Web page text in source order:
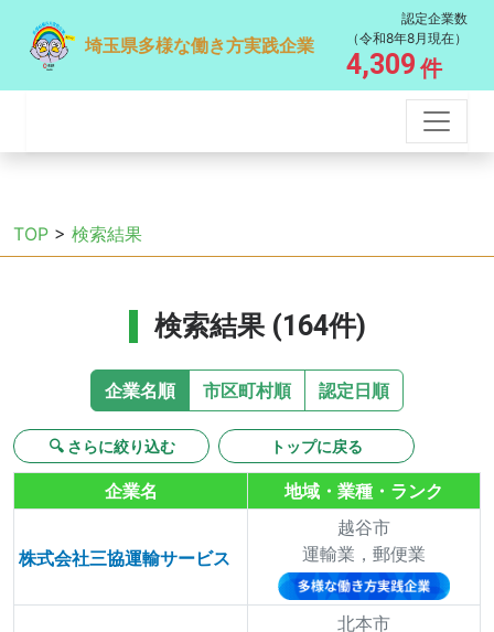
埼玉県多様な働き方実践企業
認定企業数
（令和8年8月現在）
4,309 件
TOP > 検索結果
検索結果 (164件)
企業名順 市区町村順 認定日順
🔍 さらに絞り込む トップに戻る
企業名 地域・業種・ランク
株式会社三協運輸サービス
越谷市
運輸業，郵便業
北本市